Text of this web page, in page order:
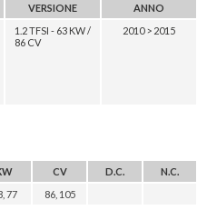
VERSIONE
ANNO
1.2 TFSI - 63 KW /
86 CV
2010 > 2015
CV D.C.
N.C.
77 86, 105